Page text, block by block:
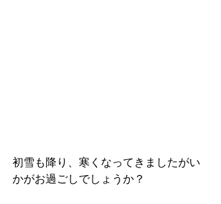
初雪も降り、寒くなってきましたがい
かがお過ごしでしょうか？